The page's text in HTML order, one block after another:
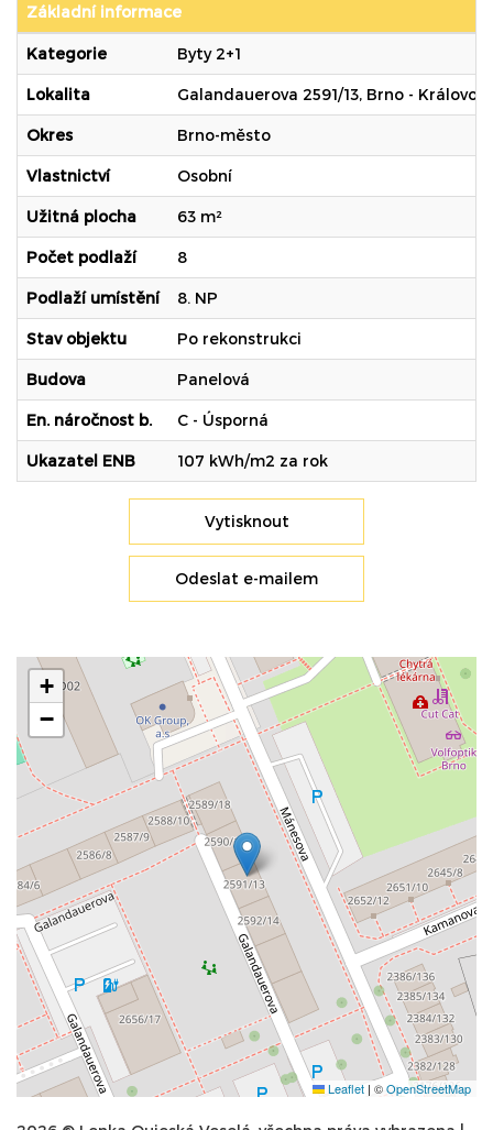
Základní informace
Kategorie Byty 2+1
Lokalita Galandauerova 2591/13, Brno - Královo
Okres Brno-město
Vlastnictví Osobní
Užitná plocha 63 m²
Počet podlaží 8
Podlaží umístění 8. NP
Stav objektu Po rekonstrukci
Budova Panelová
En. náročnost b. C - Úsporná
Ukazatel ENB 107 kWh/m2 za rok
Vytisknout
Odeslat e-mailem
+
−
Leaflet | ©OpenStreetMap